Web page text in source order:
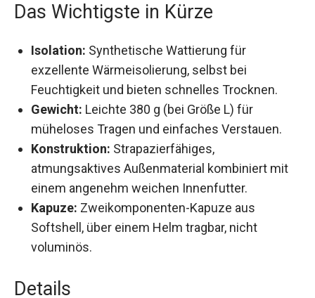
exzellente Wärmeisolierung, selbst bei
Feuchtigkeit und bieten schnelles Trocknen.
Gewicht:Leichte 380 g (bei Größe L) für
müheloses Tragen und einfaches Verstauen.
Konstruktion:Strapazierfähiges,
atmungsaktives Außenmaterial kombiniert mit
einem angenehm weichen Innenfutter.
Kapuze:Zweikomponenten-Kapuze aus
Softshell, über einem Helm tragbar, nicht
voluminös.
Details